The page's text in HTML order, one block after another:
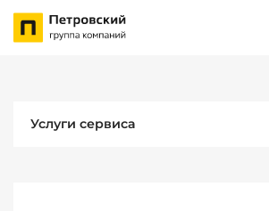
Услуги сервиса